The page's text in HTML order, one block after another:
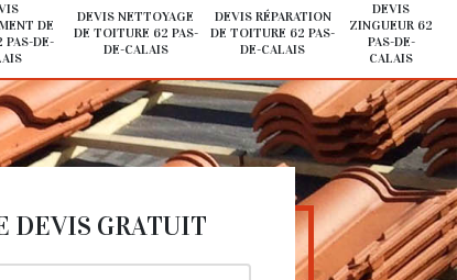
DE
DE-
DEVIS NETTOYAGE
DE TOITURE 62 PAS-
DE-CALAIS
DEVIS RÉPARATION
DE TOITURE 62 PAS-
DE-CALAIS
DEVIS
ZINGUEUR 62
PAS-DE-
CALAIS
DEVIS GRATUIT